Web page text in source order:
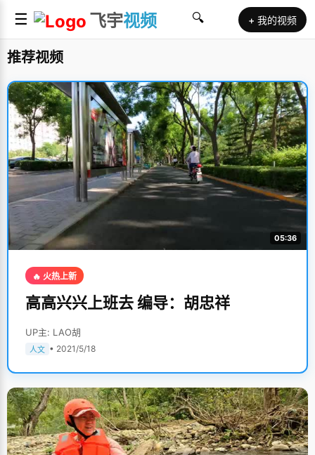
☰ 飞宇视频 🔍 + 我的视频
推荐视频
05:36
🔥 火热上新
高高兴兴上班去 编导：胡忠祥
UP主: LAO胡
人文 • 2021/5/18